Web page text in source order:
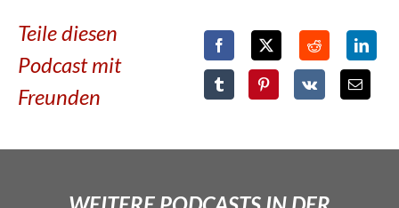
Teile diesen
Podcast mit
Freunden